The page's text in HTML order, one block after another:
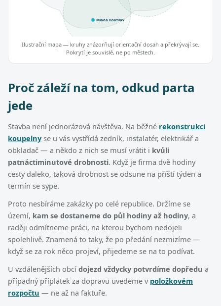
Mladá Boleslav
Ilustrační mapa — kruhy znázorňují orientační dosah a překrývají se.
Pokrytí je souvislé, ne po městech.
Proč záleží na tom, odkud parta
jede
Stavba není jednorázová návštěva. Na běžné rekonstrukci
koupelny se u vás vystřídá zedník, instalatér, elektrikář a
obkladač — a někdo z nich se musí vrátit i kvůli
patnáctiminutové drobnosti. Když je firma dvě hodiny
cesty daleko, taková drobnost se odsune na příští týden a
termín se sype.
Proto nesbíráme zakázky po celé republice. Držíme se
území, kam se dostaneme do půl hodiny až hodiny, a
raději odmítneme práci, na kterou bychom nedojeli
spolehlivě. Znamená to taky, že po předání nezmizíme —
když se za rok něco projeví, přijedeme se na to podívat.
U vzdálenějších obcí dojezd vždycky potvrdíme dopředu a
případný příplatek za dopravu uvedeme v položkovém
rozpočtu — ne až na faktuře.